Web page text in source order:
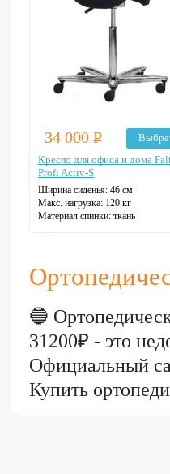
34 000 Р
Кресло для офиса и дома
Profi Activ-S
Ширина сиденья: 46 см
Макс. нагрузка: 120 кг
Материал спинки: ткань
🔵
31200₽ - это
Официальный
Купить